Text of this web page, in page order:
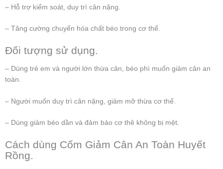
– Hỗ trợ kiểm soát, duy trì cân nặng.
– Tăng cường chuyển hóa chất béo trong cơ thể.
Đối tượng sử dụng.
– Dùng trẻ em và người lớn thừa cân, béo phì muốn giảm cân an
toàn.
– Người muốn duy trì cân nặng, giảm mỡ thừa cơ thể.
– Dùng giảm béo dần và đảm bảo cơ thê không bị mệt.
Cách dùng Cốm Giảm Cân An Toàn Huyết
Rồng.